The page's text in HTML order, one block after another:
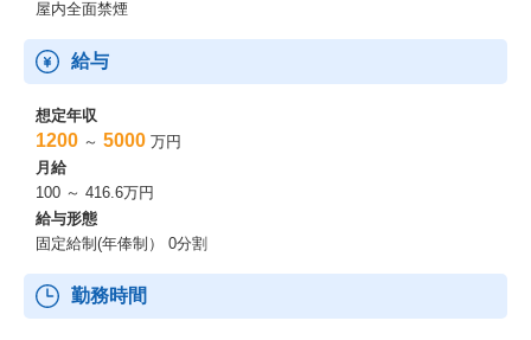
屋内全面禁煙
給与
想定年収
1200 ～ 5000 万円
月給
100 ～ 416.6万円
給与形態
固定給制(年俸制） 0分割
勤務時間